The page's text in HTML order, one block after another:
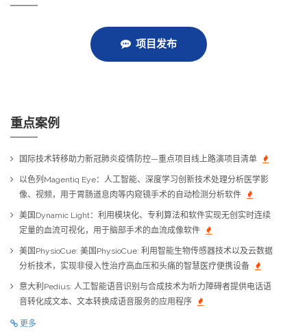
项目发布
重点案例
国际技术转移助力新冠肺炎疫情防控—重点项目线上路演项目清单
以色列Magentiq Eye：人工智能、深度学习创新技术处理分析医学影
像、视频，用于胃肠道息肉等内窥镜手术的自动检测分析软件
美国Dynamic Light：利用模块化、专利算法和软件实现无创实时连续
定量的血流可视化，用于脑部手术的血流成像软件
美国PhysioCue: 美国PhysioCue: 利用智能生物传感器技术以及云数据
分析技术，实现非侵入性治疗高血压和头痛的智慧医疗便携设备
意大利Pedius: 人工智能语音识别与合成技术为听力障碍者提供电话语
音转化成文本、文本转换成语音服务的应用程序
更多